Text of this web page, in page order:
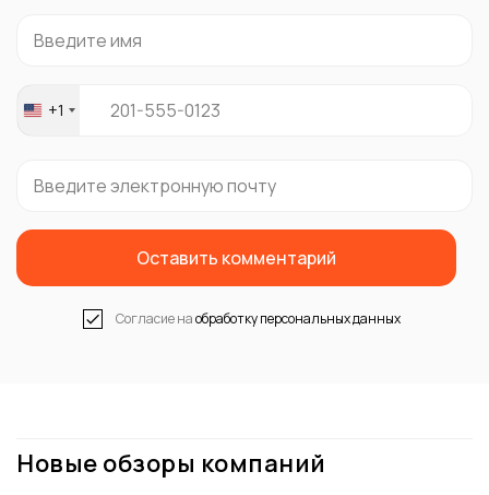
United
+1
Оставить комментарий
Согласие наобработку персональных данных
Новые обзоры компаний